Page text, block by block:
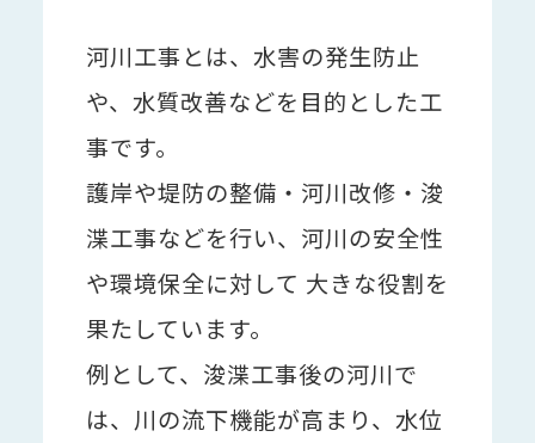
河川工事とは、水害の発生防止
や、水質改善などを目的とした工
事です。
護岸や堤防の整備・河川改修・浚
渫工事などを行い、河川の安全性
や環境保全に対して 大きな役割を
果たしています。
例として、浚渫工事後の河川で
は、川の流下機能が高まり、水位